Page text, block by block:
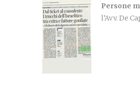
Persone
l’Avv. De